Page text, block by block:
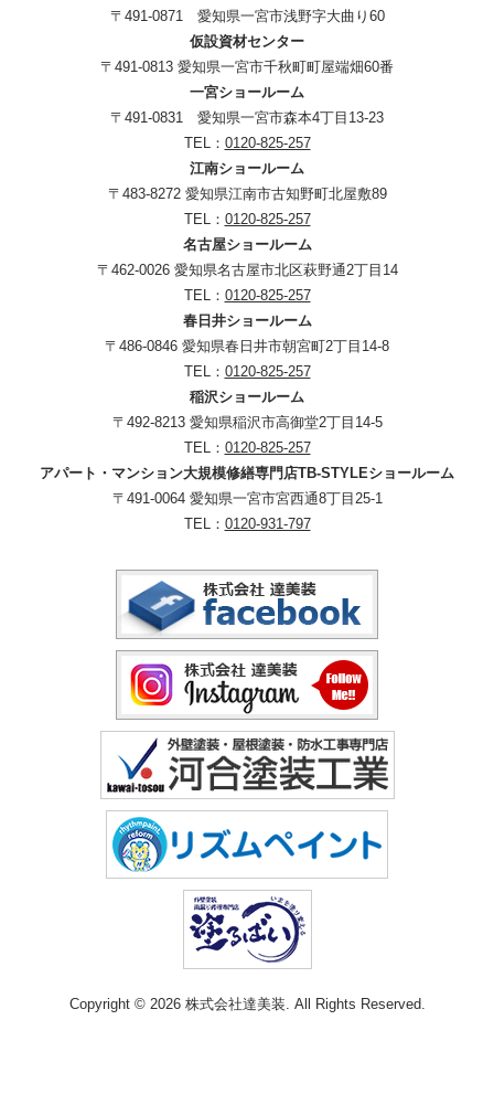
〒491-0871 愛知県一宮市浅野字大曲り60
仮設資材センター
〒491-0813 愛知県一宮市千秋町町屋端畑60番
一宮ショールーム
〒491-0831 愛知県一宮市森本4丁目13-23
TEL： 0120-825-257
江南ショールーム
〒483-8272 愛知県江南市古知野町北屋敷89
TEL： 0120-825-257
名古屋ショールーム
〒462-0026 愛知県名古屋市北区萩野通2丁目14
TEL： 0120-825-257
春日井ショールーム
〒486-0846 愛知県春日井市朝宮町2丁目14-8
TEL： 0120-825-257
稲沢ショールーム
〒492-8213 愛知県稲沢市高御堂2丁目14-5
TEL： 0120-825-257
アパート・マンション大規模修繕専門店TB-STYLEショールーム
〒491-0064 愛知県一宮市宮西通8丁目25-1
TEL： 0120-931-797
Copyright © 2026 株式会社達美装. All Rights Reserved.